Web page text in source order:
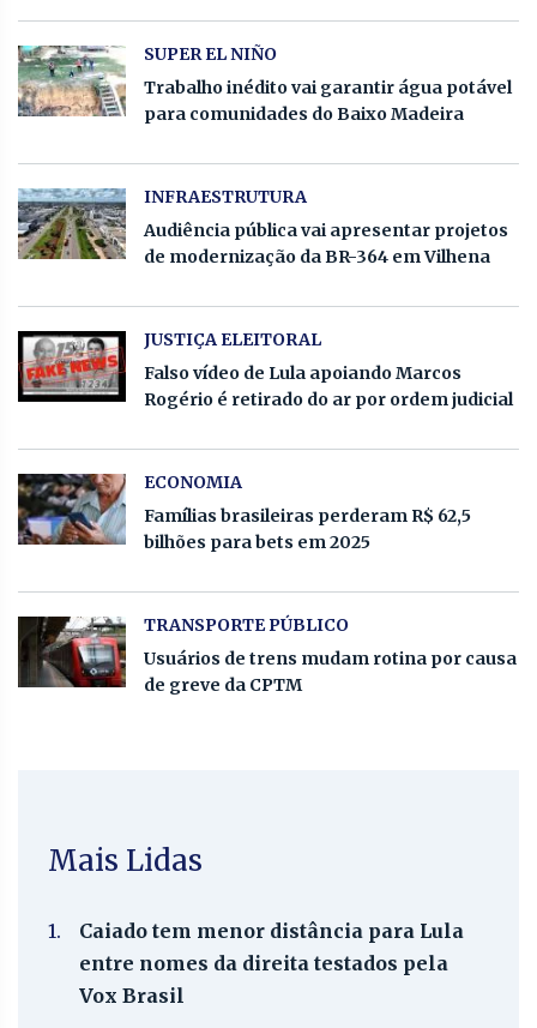
SUPER EL NIÑO
Trabalho inédito vai garantir água potável
para comunidades do Baixo Madeira
INFRAESTRUTURA
Audiência pública vai apresentar projetos
de modernização da BR-364 em Vilhena
JUSTIÇA ELEITORAL
Falso vídeo de Lula apoiando Marcos
Rogério é retirado do ar por ordem judicial
ECONOMIA
Famílias brasileiras perderam R$ 62,5
bilhões para bets em 2025
TRANSPORTE PÚBLICO
Usuários de trens mudam rotina por causa
de greve da CPTM
Mais Lidas
1.
Caiado tem menor distância para Lula
entre nomes da direita testados pela
Vox Brasil